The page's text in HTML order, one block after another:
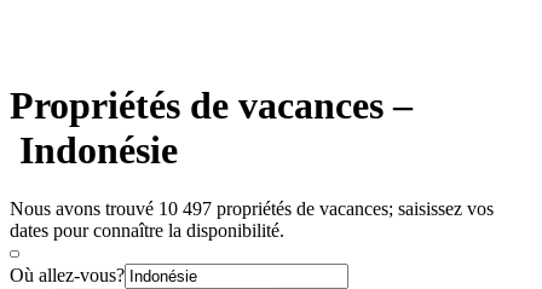
Propriétés de vacances –
Indonésie
Nous avons trouvé 10 497 propriétés de vacances; saisissez vos
dates pour connaître la disponibilité.
Où allez-vous?